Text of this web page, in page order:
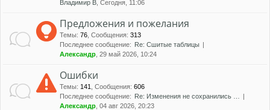
Владимир В , Сегодня, 11:06
Предложения и пожелания
Темы: 76 Сообщения: 313
Последнее сообщение: Re: Сшитые таблицы
Александр , 29 май 2026, 10:24
Ошибки
Темы: 141 Сообщения: 606
Последнее сообщение: Re: Изменения не сохранились …
Александр , 04 авг 2026, 20:23